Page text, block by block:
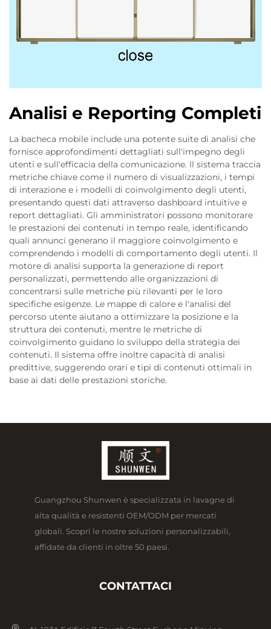
Analisi e Reporting Completi
La bacheca mobile include una potente suite di analisi che
fornisce approfondimenti dettagliati sull'impegno degli
utenti e sull'efficacia della comunicazione. Il sistema traccia
metriche chiave come il numero di visualizzazioni, i tempi
di interazione e i modelli di coinvolgimento degli utenti,
presentando questi dati attraverso dashboard intuitive e
report dettagliati. Gli amministratori possono monitorare
le prestazioni dei contenuti in tempo reale, identificando
quali annunci generano il maggiore coinvolgimento e
comprendendo i modelli di comportamento degli utenti. Il
motore di analisi supporta la generazione di report
personalizzati, permettendo alle organizzazioni di
concentrarsi sulle metriche più rilevanti per le loro
specifiche esigenze. Le mappe di calore e l'analisi del
percorso utente aiutano a ottimizzare la posizione e la
struttura dei contenuti, mentre le metriche di
coinvolgimento guidano lo sviluppo della strategia dei
contenuti. Il sistema offre inoltre capacità di analisi
predittive, suggerendo orari e tipi di contenuti ottimali in
base ai dati delle prestazioni storiche.
Guangzhou Shunwen è specializzata in lavagne di
alta qualità e resistenti OEM/ODM per mercati
globali. Scopri le nostre soluzioni personalizzabili,
affidate da clienti in oltre 50 paesi.
CONTATTACI